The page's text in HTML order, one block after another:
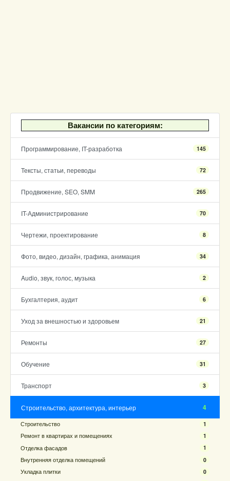
Вакансии по категориям:
Программирование, IT-разработка 145
Тексты, статьи, переводы 72
Продвижение, SEO, SMM 265
IT-Администрирование 70
Чертежи, проектирование 8
Фото, видео, дизайн, графика, анимация 34
Audio, звук, голос, музыка 2
Бухгалтерия, аудит 6
Уход за внешностью и здоровьем 21
Ремонты 27
Обучение 31
Транспорт 3
Строительство, архитектура, интерьер 4
Строительство 1
Ремонт в квартирах и помещениях 1
Отделка фасадов 1
Внутренняя отделка помещений 0
Укладка плитки 0